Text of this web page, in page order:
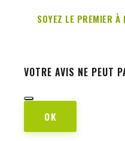
SOYEZ LE PREMIER À
VOTRE AVIS NE PEUT
OK